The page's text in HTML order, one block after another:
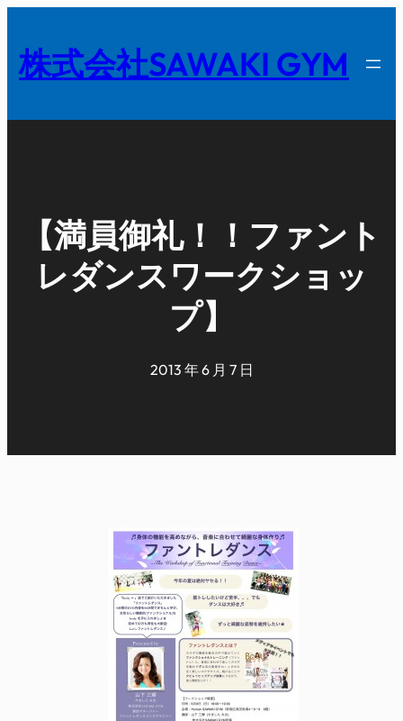
を
キ
株式会社SAWAKI GYM
【満員御礼！！ファント
レダンスワークショッ
プ】
2013 年 6 月 7 日